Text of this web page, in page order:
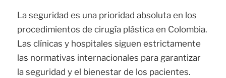
La seguridad es una prioridad absoluta en los
procedimientos de cirugía plástica en Colombia.
Las clínicas y hospitales siguen estrictamente
las normativas internacionales para garantizar
la seguridad y el bienestar de los pacientes.